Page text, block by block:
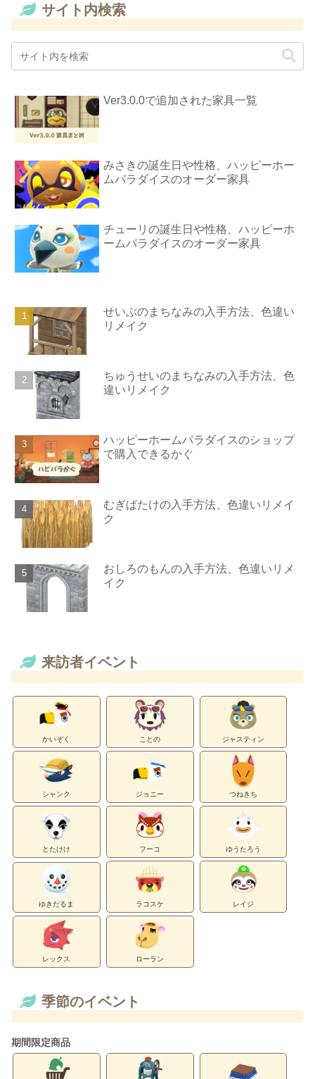
サイト内検索
Ver3.0.0で追加された家具一覧
みさきの誕生日や性格、ハッピーホー
ムパラダイスのオーダー家具
チューリの誕生日や性格、ハッピーホ
ームパラダイスのオーダー家具
せいぶのまちなみの入手方法、色違い
リメイク
ちゅうせいのまちなみの入手方法、色
違いリメイク
ハッピーホームパラダイスのショップ
で購入できるかぐ
むぎばたけの入手方法、色違いリメイ
ク
おしろのもんの入手方法、色違いリメ
イク
来訪者イベント
かいぞく ことの ジャスティン
シャンク ジョニー つねきち
とたけけ フーコ ゆうたろう
ゆきだるま ラコスケ レイジ
レックス ローラン
季節のイベント
期間限定商品